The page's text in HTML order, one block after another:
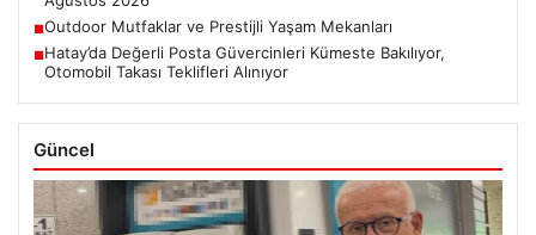
■Outdoor Mutfaklar ve Prestijli Yaşam Mekanları
■Hatay’da Değerli Posta Güvercinleri Kümeste Bakılıyor,
Otomobil Takası Teklifleri Alınıyor
Güncel